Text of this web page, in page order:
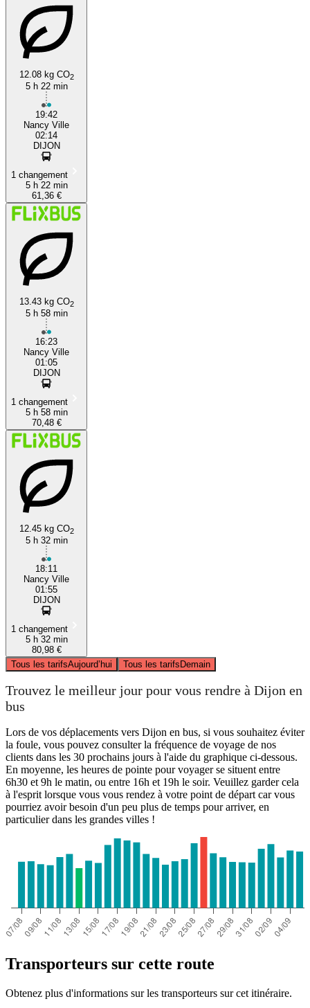
12.08 kg CO2
5 h 22 min
19:42
Nancy Ville
02:14
DIJON
1 changement
5 h 22 min
61,36 €
13.43 kg CO2
5 h 58 min
16:23
Nancy Ville
01:05
DIJON
1 changement
5 h 58 min
70,48 €
12.45 kg CO2
5 h 32 min
18:11
Nancy Ville
01:55
DIJON
1 changement
5 h 32 min
80,98 €
Tous les tarifsAujourd’hui Tous les tarifsDemain
Trouvez le meilleur jour pour vous rendre à Dijon en
bus
Lors de vos déplacements vers Dijon en bus, si vous souhaitez éviter
la foule, vous pouvez consulter la fréquence de voyage de nos
clients dans les 30 prochains jours à l'aide du graphique ci-dessous.
En moyenne, les heures de pointe pour voyager se situent entre
6h30 et 9h le matin, ou entre 16h et 19h le soir. Veuillez garder cela
à l'esprit lorsque vous vous rendez à votre point de départ car vous
pourriez avoir besoin d'un peu plus de temps pour arriver, en
particulier dans les grandes villes !
Transporteurs sur cette route
Obtenez plus d'informations sur les transporteurs sur cet itinéraire.